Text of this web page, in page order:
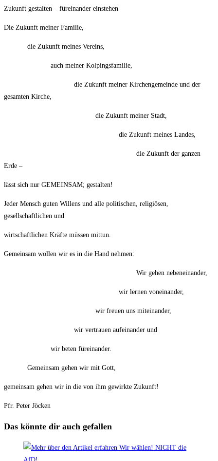
Zukunft gestalten – füreinander einstehen
Die Zukunft meiner Familie,
die Zukunft meines Vereins,
auch meiner Kolpingsfamilie,
die Zukunft meiner Kirchengemeinde und der
gesamten Kirche,
die Zukunft meiner Stadt,
die Zukunft meines Landes,
die Zukunft der ganzen
Erde –
lässt sich nur GEMEINSAM; gestalten!
Jeder Mensch guten Willens und alle politischen, religiösen,
gesellschaftlichen und
wirtschaftlichen Kräfte müssen mittun.
Gemeinsam wollen wir es in die Hand nehmen:
Wir gehen nebeneinander,
wir lernen voneinander,
wir freuen uns miteinander,
wir vertrauen aufeinander und
wir beten füreinander.
Gemeinsam gehen wir mit Gott,
gemeinsam gehen wir in die von ihm gewirkte Zukunft!
Pfr. Peter Jöcken
Das könnte dir auch gefallen